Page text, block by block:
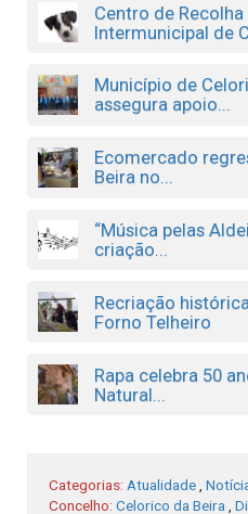
Centro de
Intermunicipal de
Município de
assegura apoio...
Ecomercado
Beira no...
“Música pelas
criação...
Recriação
Forno Telheiro
Rapa celebra 50
Natural...
Categorias: Atualidade
Concelho: Celorico da Beira